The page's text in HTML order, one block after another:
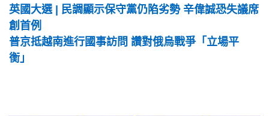
英國大選 | 民調顯示保守黨仍陷劣勢 辛偉誠恐失議席
創首例
普京抵越南進行國事訪問 讚對俄烏戰爭「立場平
衡」